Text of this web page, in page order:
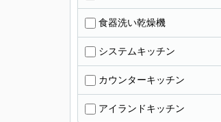
食器洗い乾燥機
システムキッチン
カウンターキッチン
アイランドキッチン